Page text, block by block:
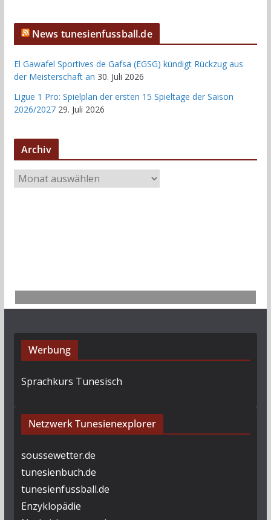
News tunesienfussball.de
El Gawafel Sportives de Gafsa (EGSG) kündigt Rückzug aus
der Meisterschaft an 30. Juli 2026
Ligue 1 Pro: Spielplan der ersten 15 Spieltage der Saison
2026/2027 29. Juli 2026
Archiv
r
Werbung
Sprachkurs Tunesisch
Netzwerk Tunesienexplorer
soussewetter.de
tunesienbuch.de
tunesienfussball.de
Enzyklopädie